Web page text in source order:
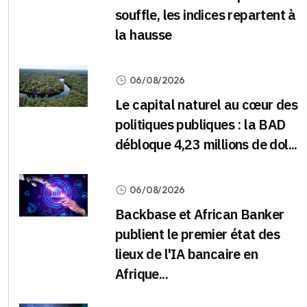
souffle, les indices repartent à
la hausse
06/08/2026
Le capital naturel au cœur des
politiques publiques : la BAD
débloque 4,23 millions de dol...
06/08/2026
Backbase et African Banker
publient le premier état des
lieux de l'IA bancaire en
Afrique...